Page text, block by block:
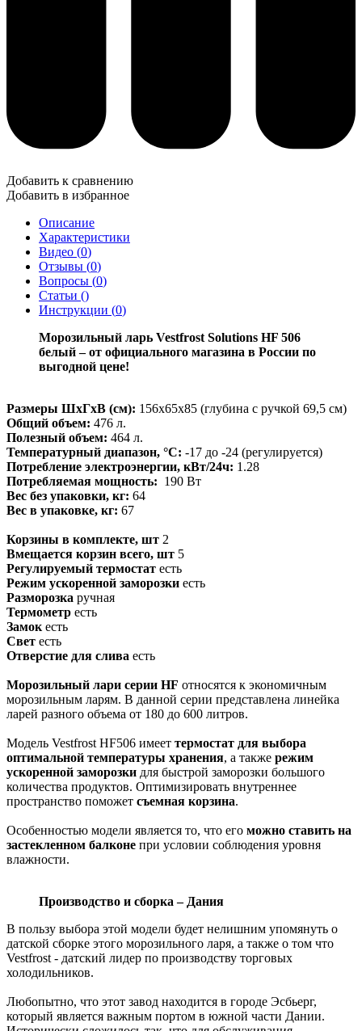
Добавить к сравнению
Добавить в избранное
Описание
Характеристики
Видео (0)
Отзывы (0)
Вопросы (0)
Статьи ()
Инструкции (0)
Морозильный ларь Vestfrost Solutions HF 506
белый – от официального магазина в России по
выгодной цене!
Размеры ШхГхВ (см): 156х65х85 (глубина с ручкой 69,5 см)
Общий объем: 476 л.
Полезный объем: 464 л.
Температурный диапазон, °C: -17 до -24 (регулируется)
Потребление электроэнергии, кВт/24ч: 1.28
Потребляемая мощность: 190 Вт
Вес без упаковки, кг: 64
Вес в упаковке, кг: 67
Корзины в комплекте, шт 2
Вмещается корзин всего, шт 5
Регулируемый термостат есть
Режим ускоренной заморозки есть
Разморозка ручная
Термометр есть
Замок есть
Свет есть
Отверстие для слива есть
Морозильный лари серии HF относятся к экономичным
морозильным ларям. В данной серии представлена линейка
ларей разного объема от 180 до 600 литров.
Модель Vestfrost HF506 имеет термостат для выбора
оптимальной температуры хранения, а также режим
ускоренной заморозки для быстрой заморозки большого
количества продуктов. Оптимизировать внутреннее
пространство поможет съемная корзина.
Особенностью модели является то, что его можно ставить на
застекленном балконе при условии соблюдения уровня
влажности.
Производство и сборка–Дания
В пользу выбора этой модели будет нелишним упомянуть о
датской сборке этого морозильного ларя, а также о том что
Vestfrost - датский лидер по производству торговых
холодильников.
Любопытно, что этот завод находится в городе Эсбьерг,
который является важным портом в южной части Дании.